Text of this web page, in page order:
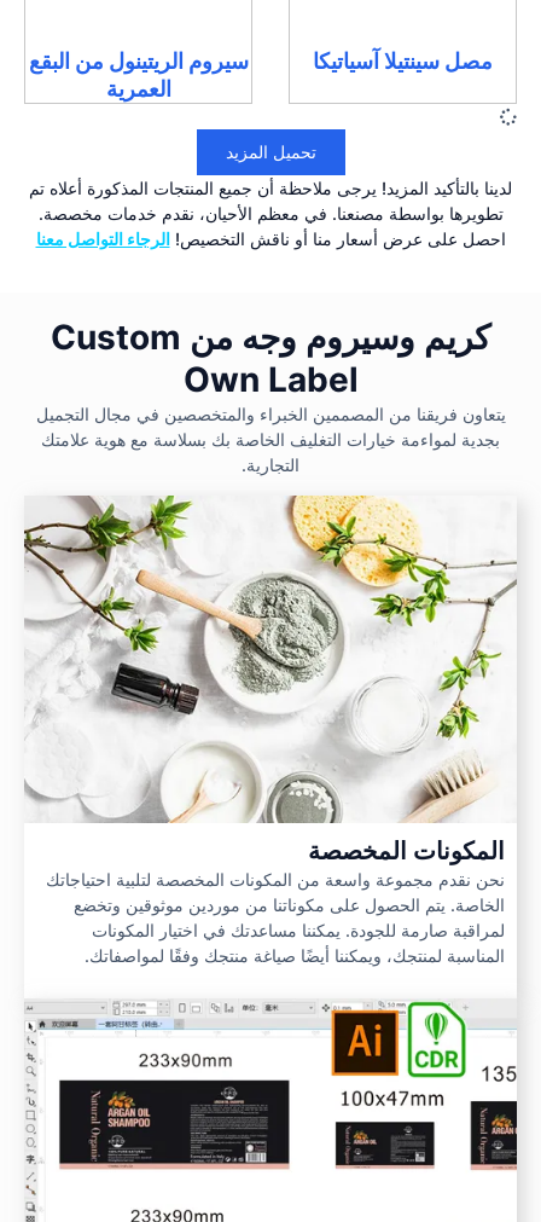
مصل سينتيلا آسياتيكا
سيروم الريتينول من البقع
العمرية
تحميل المزيد
لدينا بالتأكيد المزيد! يرجى ملاحظة أن جميع المنتجات المذكورة أعلاه تم
تطويرها بواسطة مصنعنا. في معظم الأحيان، نقدم خدمات مخصصة.
احصل على عرض أسعار منا أو ناقش التخصيص!الرجاء التواصل معنا
كريم وسيروم وجه من Custom
Own Label
يتعاون فريقنا من المصممين الخبراء والمتخصصين في مجال التجميل
بجدية لمواءمة خيارات التغليف الخاصة بك بسلاسة مع هوية علامتك
التجارية.
المكونات المخصصة
نحن نقدم مجموعة واسعة من المكونات المخصصة لتلبية احتياجاتك
الخاصة. يتم الحصول على مكوناتنا من موردين موثوقين وتخضع
لمراقبة صارمة للجودة. يمكننا مساعدتك في اختيار المكونات
المناسبة لمنتجك، ويمكننا أيضًا صياغة منتجك وفقًا لمواصفاتك.